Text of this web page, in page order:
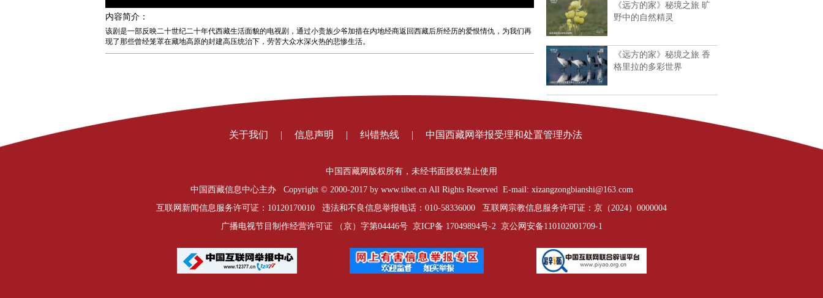
内容简介：
该剧是一部反映二十世纪二十年代西藏生活面貌的电视剧，通过小贵族少爷加措在内地经商返回西藏后所经历的爱恨情仇，为我们再
现了那些曾经笼罩在藏地高原的封建高压统治下，劳苦大众水深火热的悲惨生活。
《远方的家》秘境之旅 旷
野中的自然精灵
《远方的家》秘境之旅 香
格里拉的多彩世界
关于我们 | 信息声明 | 纠错热线 | 中国西藏网举报受理和处置管理办法
中国西藏网版权所有，未经书面授权禁止使用
中国西藏信息中心主办 Copyright © 2000-2017 by www.tibet.cn All Rights Reserved E-mail: xizangzongbianshi@163.com
互联网新闻信息服务许可证：10120170010 违法和不良信息举报电话：010-58336000 互联网宗教信息服务许可证：京（2024）0000004
广播电视节目制作经营许可证 （京）字第04446号 京ICP备 17049894号-2京公网安备110102001709-1